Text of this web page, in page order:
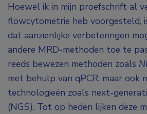
Hoewel ik in mijn proefschrift al
flowcytometrie heb voorgesteld,
dat aanzienlijke verbeteringen
andere MRD-methoden toe te
reeds bewezen methoden zoals
met behulp van qPCR, maar ook
technologieën zoals next-
(NGS). Tot op heden lijken deze